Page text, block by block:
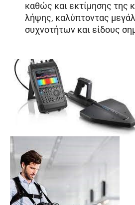
καθώς και εκτίμησης της
λήψης, καλύπτοντας
συχνοτήτων και είδους